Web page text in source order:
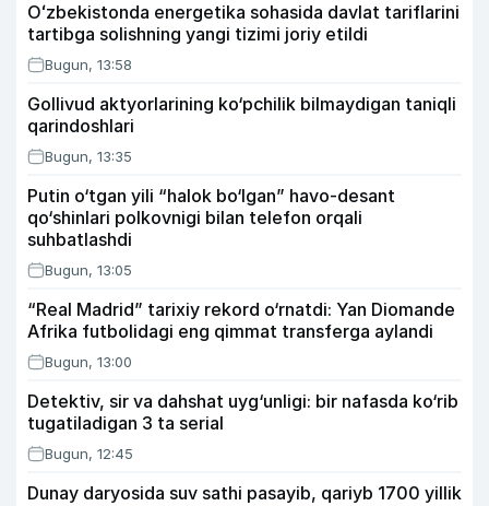
Oʻzbekistonda energetika sohasida davlat tariflarini
tartibga solishning yangi tizimi joriy etildi
Bugun, 13:58
Gollivud aktyorlarining ko‘pchilik bilmaydigan taniqli
qarindoshlari
Bugun, 13:35
Putin o‘tgan yili “halok bo‘lgan” havo-desant
qo‘shinlari polkovnigi bilan telefon orqali
suhbatlashdi
Bugun, 13:05
“Real Madrid” tarixiy rekord o‘rnatdi: Yan Diomande
Afrika futbolidagi eng qimmat transferga aylandi
Bugun, 13:00
Detektiv, sir va dahshat uyg‘unligi: bir nafasda ko‘rib
tugatiladigan 3 ta serial
Bugun, 12:45
Dunay daryosida suv sathi pasayib, qariyb 1700 yillik